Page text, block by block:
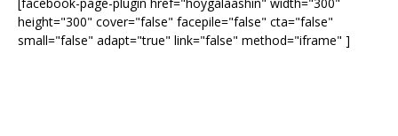
height="300" cover="false" facepile="false" cta="false"
small="false" adapt="true" link="false" method="iframe" ]